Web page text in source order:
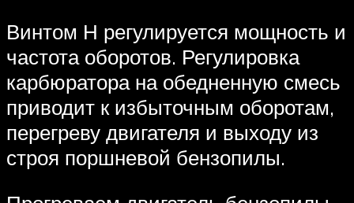
Винтом Н регулируется мощность и
частота оборотов. Регулировка
карбюратора на обедненную смесь
приводит к избыточным оборотам,
перегреву двигателя и выходу из
строя поршневой бензопилы.